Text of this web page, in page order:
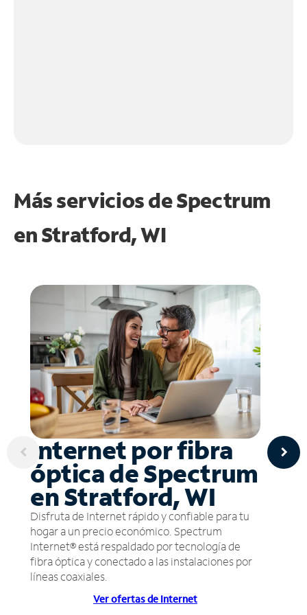
Más servicios de Spectrum
enStratford, WI
Internet por fibra
óptica de Spectrum
en Stratford, WI
Disfruta de Internet rápido y confiable para tu
hogar a un precio económico. Spectrum
Internet® está respaldado por tecnología de
fibra óptica y conectado a las instalaciones por
líneas coaxiales.
Ver ofertas de Internet